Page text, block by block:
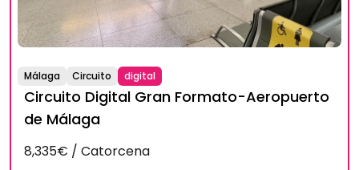
Málaga Circuito digital
Circuito Digital Gran Formato-Aeropuerto
de Málaga
8,335€ / Catorcena